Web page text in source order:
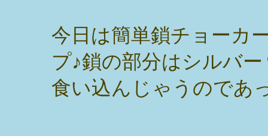
今日は簡単鎖チョーカ
プ♪鎖の部分はシルバ
食い込んじゃうのであ